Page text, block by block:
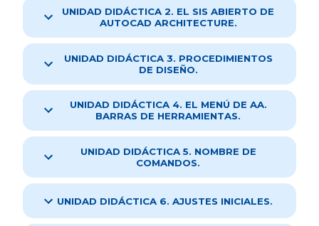
UNIDAD DIDÁCTICA 2. EL SIS ABIERTO DE
AUTOCAD ARCHITECTURE.
UNIDAD DIDÁCTICA 3. PROCEDIMIENTOS
DE DISEÑO.
UNIDAD DIDÁCTICA 4. EL MENÚ DE AA.
BARRAS DE HERRAMIENTAS.
UNIDAD DIDÁCTICA 5. NOMBRE DE
COMANDOS.
UNIDAD DIDÁCTICA 6. AJUSTES INICIALES.